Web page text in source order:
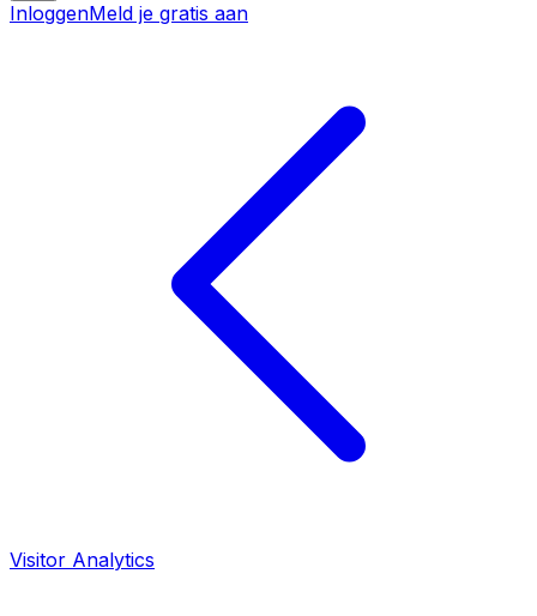
InloggenMeld je gratis aan
Visitor Analytics